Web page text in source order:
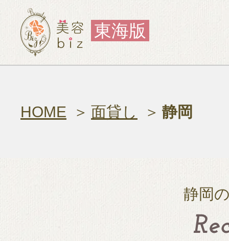
東海版
HOME 面貸し 静岡
静岡